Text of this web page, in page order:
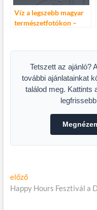
Víz a legszebb magyar
természetfotókon –
Bazárban
Tetszett az ajánló?
további ajánlatainkat
találod meg. Kattints
Bejegyzés
navigáció
előzőElőző
cikk:
Happy Hours Fesztivál a